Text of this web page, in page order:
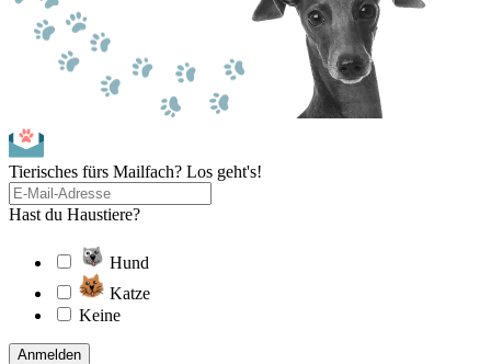
Tierisches fürs Mailfach? Los geht's!
Hast du Haustiere?
Hund
Katze
Keine
Anmelden